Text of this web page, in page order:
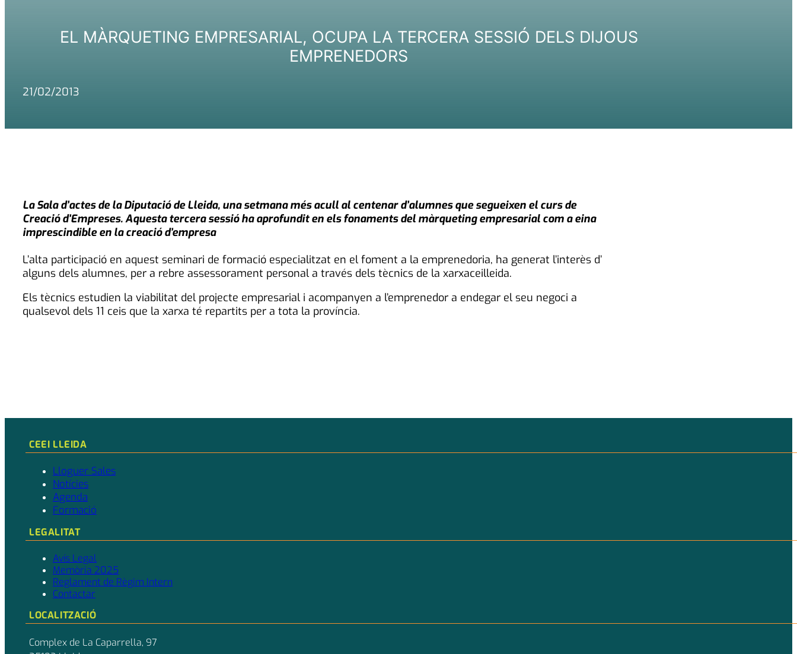
EL MÀRQUETING EMPRESARIAL, OCUPA LA TERCERA SESSIÓ DELS DIJOUS
EMPRENEDORS
21/02/2013
La Sala d’actes de la Diputació de Lleida, una setmana més acull al centenar d’alumnes que segueixen el curs de
Creació d’Empreses.Aquesta tercera sessió ha aprofundit en els fonaments del màrqueting empresarial com a eina
imprescindible en la creació d’empresa
L’alta participació en aquest seminari de formació especialitzat en el foment a la emprenedoria, ha generat l’interès d’
alguns dels alumnes, per a rebre assessorament personal a través dels tècnics de la xarxaceilleida.
Els tècnics estudien la viabilitat del projecte empresarial i acompanyen a l’emprenedor a endegar el seu negoci a
qualsevol dels 11 ceis que la xarxa té repartits per a tota la província.
CEEI LLEIDA
Lloguer Sales
Notícies
Agenda
Formació
LEGALITAT
Avís Legal
Memòria 2025
Reglament de Règim Intern
Contactar
LOCALITZACIÓ
Complex de La Caparrella, 97